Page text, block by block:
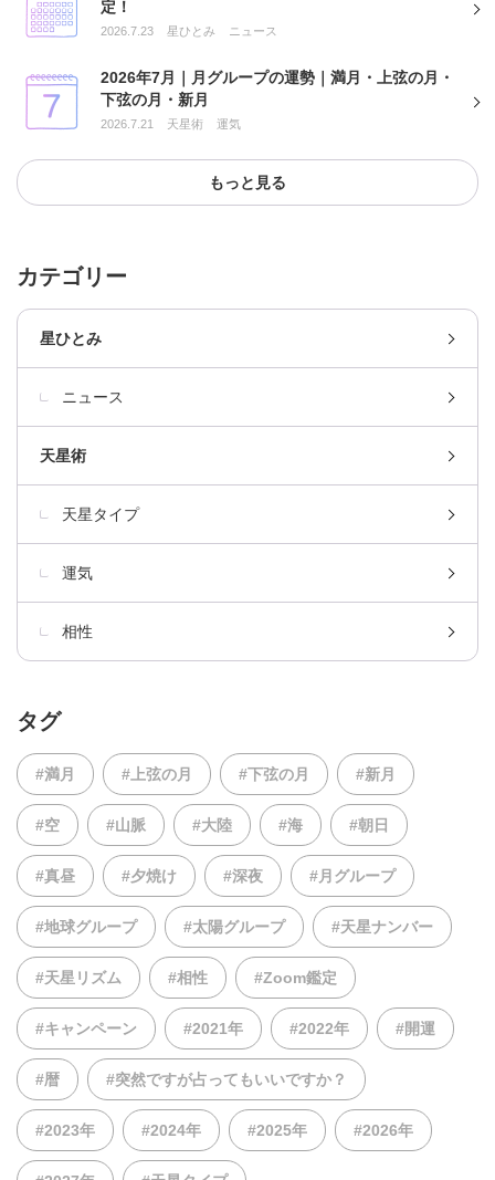
定！
2026.7.23 星ひとみ ニュース
2026年7月｜月グループの運勢｜満月・上弦の月・
下弦の月・新月
2026.7.21 天星術 運気
もっと見る
カテゴリー
星ひとみ
ニュース
天星術
天星タイプ
運気
相性
タグ
#満月 #上弦の月 #下弦の月 #新月
#空 #山脈 #大陸 #海 #朝日
#真昼 #夕焼け #深夜 #月グループ
#地球グループ #太陽グループ #天星ナンバー
#天星リズム #相性 #Zoom鑑定
#キャンペーン #2021年 #2022年 #開運
#暦 #突然ですが占ってもいいですか？
#2023年 #2024年 #2025年 #2026年